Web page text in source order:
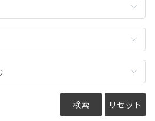
検索 リセット